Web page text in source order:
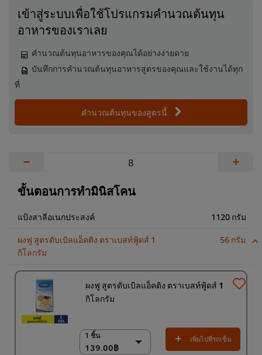
เข้าสู่ระบบเพื่อใช้โปรแกรมคำนวณต้นทุน
อาหารของเราเลย
คำนวณต้นทุนอาหารของคุณได้อย่างง่ายดาย
บันทึกการคำนวณต้นทุนอาหารสูตรของคุณและใช้งานได้ทุก
ที่
คำนวณต้นทุนของสูตรนี้
− +
ขั้นตอนการทำมินิสโคน
แป้งสาลีอเนกประสงค์ 1120 กรัม
ผงฟู สูตรดับเบิลแอ็คติง ตราเบสท์ฟู้ดส์ 1
กิโลกรัม
56 กรัม
ผงฟู สูตรดับเบิลแอ็คติง ตราเบสท์ฟู้ดส์ 1
กิโลกรัม
1 ชิ้น
139.00฿
1 ชิ้น
139.00฿
เพิ่มไปที่รถเข็น